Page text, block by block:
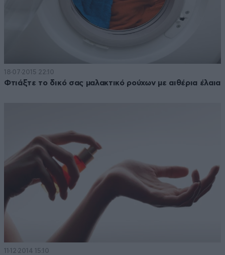
18·07·2015 22:10
Φτιάξτε το δικό σας μαλακτικό ρούχων με αιθέρια έλαια
11·12·2014 15:10